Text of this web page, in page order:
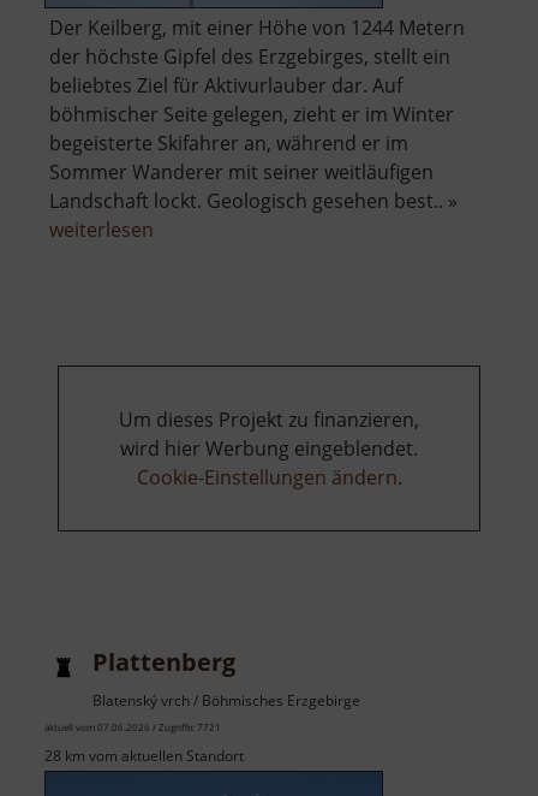
Der Keilberg, mit einer Höhe von 1244 Metern
der höchste Gipfel des Erzgebirges, stellt ein
beliebtes Ziel für Aktivurlauber dar. Auf
böhmischer Seite gelegen, zieht er im Winter
begeisterte Skifahrer an, während er im
Sommer Wanderer mit seiner weitläufigen
Landschaft lockt. Geologisch gesehen best.. »
weiterlesen
Um dieses Projekt zu finanzieren,
wird hier Werbung eingeblendet.
Cookie-Einstellungen ändern.
Plattenberg
Blatenský vrch / Böhmisches Erzgebirge
aktuell vom 07.06.2026 / Zugriffe: 7721
28 km vom aktuellen Standort